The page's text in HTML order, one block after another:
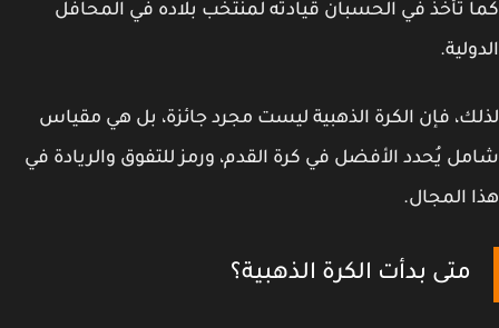
تأخذ في الحسبان قيادته لمنتخب بلاده في المحافل
فإن الكرة الذهبية ليست مجرد جائزة، بل هي مقياس
يُحدد الأفضل في كرة القدم، ورمز للتفوق والريادة في
المجال.
متى بدأت الكرة الذهبية؟